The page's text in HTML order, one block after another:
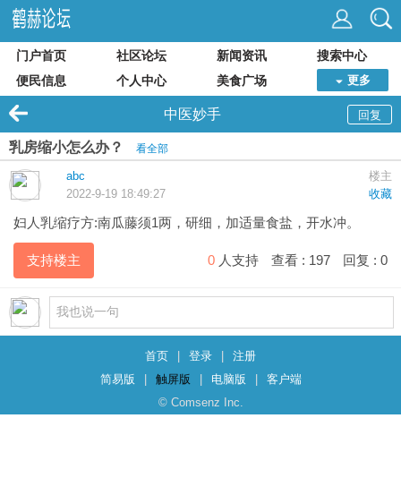
门户首页 社区论坛 新闻资讯
搜索中心
便民信息
个人中心 美食广场 更多
回复
中医妙手
乳房缩小怎么办？ 看全部
楼主
abc
收藏
2022-9-19 18:49:27
妇人乳缩疗方:南瓜藤须1两，研细，加适量食盐，开水冲。
支持楼主 0 人支持 查看 : 197 回复 : 0
首页 登录
注册
简易版
触屏版 电脑版
客户端
© Comsenz Inc.